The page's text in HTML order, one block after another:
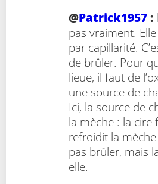
@Patrick1957 :
pas vraiment.
par capillarité.
de brûler. Pour
lieue, il faut de
une source de
Ici, la source de
la mèche : la
refroidit la
pas brûler, mais
elle.